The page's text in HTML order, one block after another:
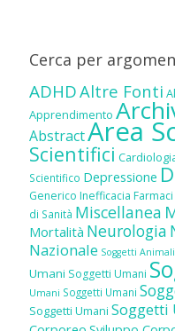
Cerca per
ADHDAltre Fonti
Apprendimento
AbstractArea
Scientifici
Scientifico Depressione
Generico Inefficacia Farmaci
di Sanità Miscellanea
Mortalità Neurologia
Nazionale Soggetti Animali
Umani Soggetti Umani
Umani Soggetti Umani
Soggetti Umani Soggetti